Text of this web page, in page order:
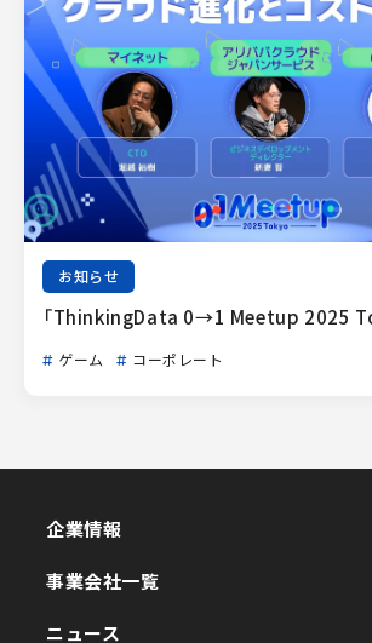
お知らせ
「ThinkingData 0→1 Meetup 2025
ゲーム コーポレート
企業情報
事業会社一覧
ニュース